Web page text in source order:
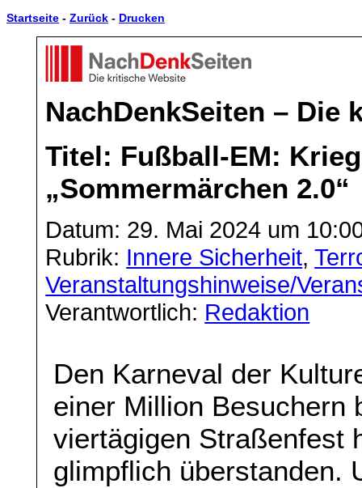
Startseite - Zurück - Drucken
NachDenkSeiten – Die
Titel: Fußball-EM:
„Sommermärchen 2.0“
Datum: 29. Mai 2024 um
Rubrik: Innere Sicherheit,
Veranstaltungshinweise/
Verantwortlich: Redaktion
Den Karneval der
einer Million Besuchern
viertägigen Straßenfest
glimpflich überstanden.